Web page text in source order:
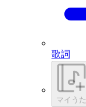
歌詞
マイうた